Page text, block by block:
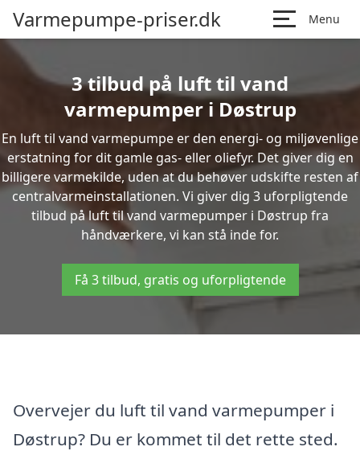
Varmepumpe-priser.dk Menu
3 tilbud på luft til vand
varmepumper i Døstrup
En luft til vand varmepumpe er den energi- og miljøvenlige
erstatning for dit gamle gas- eller oliefyr. Det giver dig en
billigere varmekilde, uden at du behøver udskifte resten af
centralvarmeinstallationen. Vi giver dig 3 uforpligtende
tilbud på luft til vand varmepumper i Døstrup fra
håndværkere, vi kan stå inde for.
Få 3 tilbud, gratis og uforpligtende
Overvejer du luft til vand varmepumper i
Døstrup? Du er kommet til det rette sted.